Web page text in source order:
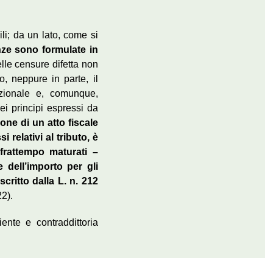
da un lato, come si
sono formulate in
censure difetta non
neppure in parte, il
e, comunque,
principi espressi da
di un atto fiscale
relativi al tributo, è
maturati –
dell’importo per gli
dalla L. n. 212
e contraddittoria